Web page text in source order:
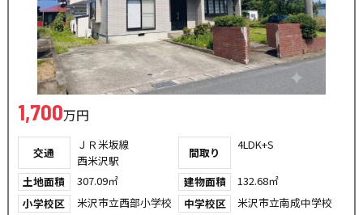
1,700万円
交通
ＪＲ米坂線
西米沢駅
間取り
4LDK+S
土地面積 307.09㎡ 建物面積
132.68㎡
小学校区
米沢市立西部小学校 中学校区
米沢市立南成中学校